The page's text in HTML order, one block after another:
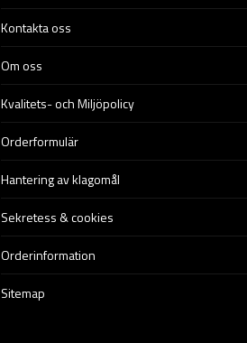
Kontakta oss
Om oss
Kvalitets- och Miljöpolicy
Orderformulär
Hantering av klagomål
Sekretess & cookies
Orderinformation
Sitemap